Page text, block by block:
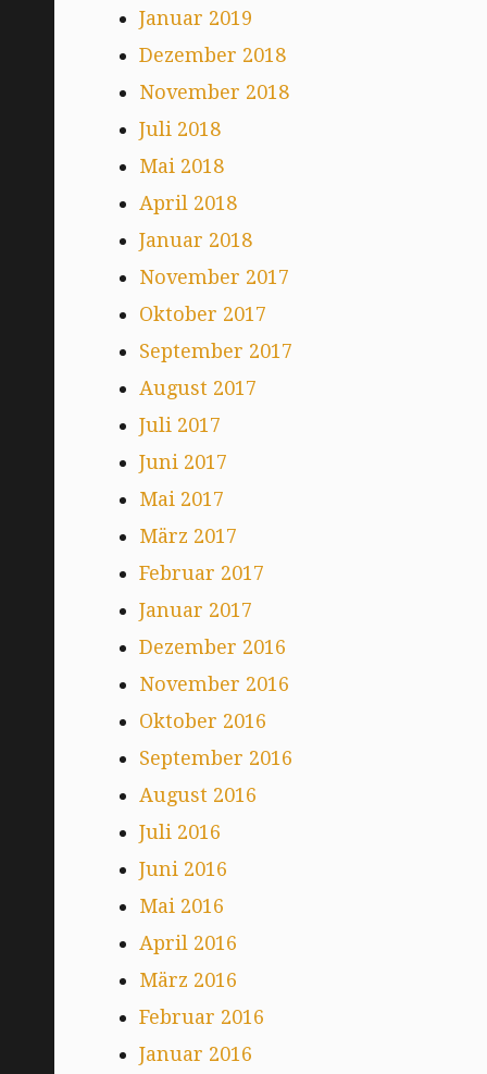
Januar 2019
Dezember 2018
November 2018
Juli 2018
Mai 2018
April 2018
Januar 2018
November 2017
Oktober 2017
September 2017
August 2017
Juli 2017
Juni 2017
Mai 2017
März 2017
Februar 2017
Januar 2017
Dezember 2016
November 2016
Oktober 2016
September 2016
August 2016
Juli 2016
Juni 2016
Mai 2016
April 2016
März 2016
Februar 2016
Januar 2016